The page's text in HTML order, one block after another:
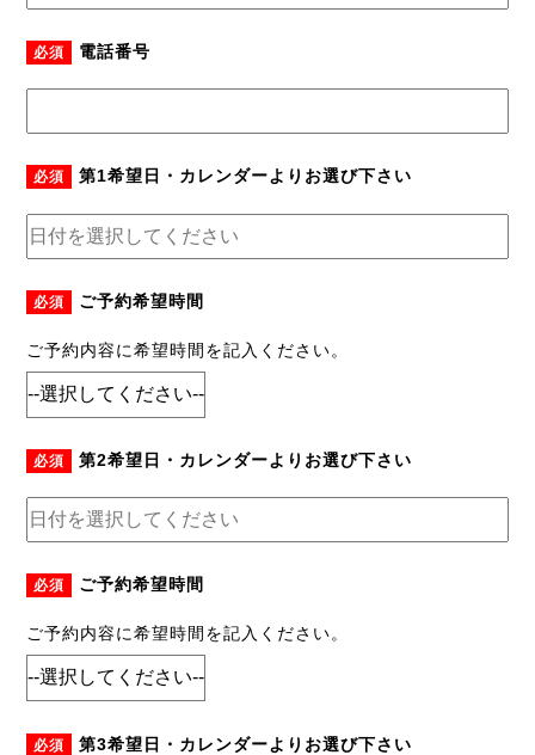
必須 電話番号
必須 第1希望日・カレンダーよりお選び下さい
必須 ご予約希望時間
ご予約内容に希望時間を記入ください。
必須 第2希望日・カレンダーよりお選び下さい
必須 ご予約希望時間
ご予約内容に希望時間を記入ください。
必須 第3希望日・カレンダーよりお選び下さい